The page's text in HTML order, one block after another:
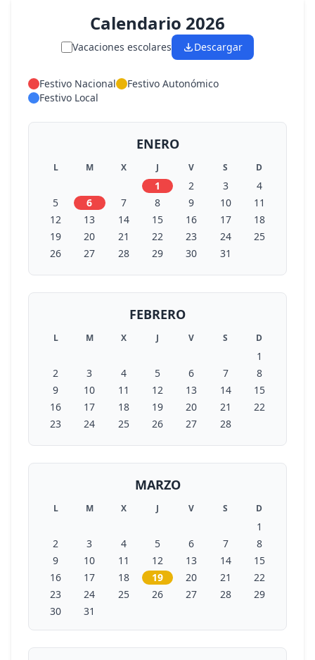
Calendario 2026
Vacaciones escolares Descargar
Festivo Nacional
Festivo Autonómico
Festivo Local
ENERO
L M X J V S D
1 2 3
4
5
6 7 8 9 10
11
12
13 14 15 16 17
18
19
20 21 22 23 24
25
26
27 28 29 30 31
FEBRERO
L M X J V S D
1
2
3 4 5 6 7
8
9
10 11 12 13 14
15
16
17 18 19 20 21
22
23
24 25 26 27 28
MARZO
L M X J V S D
1
2
3 4 5 6 7
8
9
10 11 12 13 14
15
16
17 18 19 20 21
22
23
24 25 26 27 28
29
30
31